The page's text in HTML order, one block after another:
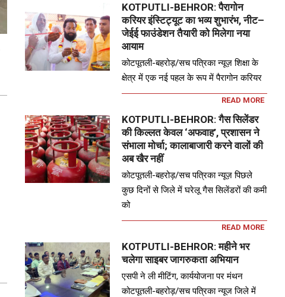
KOTPUTLI-BEHROR: पैरागोन
करियर इंस्टिट्यूट का भव्य शुभारंभ, नीट–
जेईई फाउंडेशन तैयारी को मिलेगा नया
आयाम
कोटपूतली-बहरोड़/सच पत्रिका न्यूज़ शिक्षा के
क्षेत्र में एक नई पहल के रूप में पैरागोन करियर
READ MORE
KOTPUTLI-BEHROR: गैस सिलेंडर
की किल्लत केवल ‘अफवाह’, प्रशासन ने
संभाला मोर्चा; कालाबाजारी करने वालों की
अब खैर नहीं
कोटपूतली-बहरोड़/सच पत्रिका न्यूज़ पिछले
कुछ दिनों से जिले में घरेलू गैस सिलेंडरों की कमी
को
READ MORE
KOTPUTLI-BEHROR: महीने भर
चलेगा साइबर जागरुकता अभियान
एसपी ने ली मीटिंग, कार्ययोजना पर मंथन
कोटपूतली-बहरोड़/सच पत्रिका न्यूज जिले में